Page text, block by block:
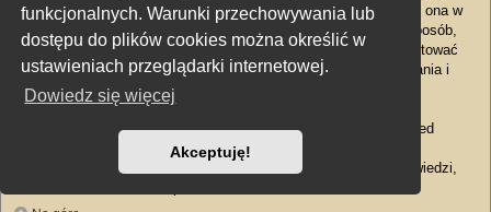
funkcjonalnych. Warunki przechowywania lub
dostępu do plików cookies można określić w
ustawieniach przeglądarki internetowej.
Dowiedz się więcej
Akceptuję!
Absolutnienie należydo kompetencji phpBB Limited i nie może ona w
żaden sposób być obarczana odpowiedzialnością za to w jaki sposób,
gdzie lub przez kogo ta witryna jest używana. Proszę nie kontaktować
się z phpBB Limited w sprawach zagadnień prawnych (wstrzymania i
zaniechania, odpowiedzialności, szkalujących komentarzy itp.)
bezpośrednio nie związanych
oprogramowaniem phpBB samym w sobie. Jeśli do phpBB Limited
zostanie wysłana wiadomość dotycząca
używających tego oprogramowania, nie należy oczekiwać odpowiedzi,